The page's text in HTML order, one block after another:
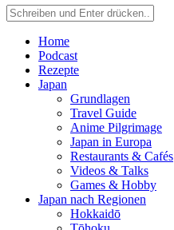
Home
Podcast
Rezepte
Japan
Grundlagen
Travel Guide
Anime Pilgrimage
Japan in Europa
Restaurants & Cafés
Videos & Talks
Games & Hobby
Japan nach Regionen
Hokkaidō